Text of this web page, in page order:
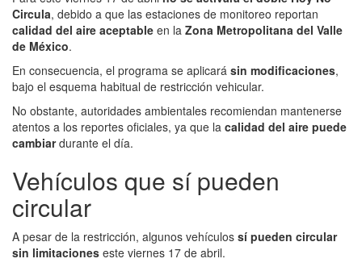
Circula, debido a que las estaciones de monitoreo reportan
calidad del aire aceptable en la Zona Metropolitana del Valle
de México.
En consecuencia, el programa se aplicará sin modificaciones,
bajo el esquema habitual de restricción vehicular.
No obstante, autoridades ambientales recomiendan mantenerse
atentos a los reportes oficiales, ya que la calidad del aire puede
cambiardurante el día.
Vehículos que sí pueden
circular
A pesar de la restricción, algunos vehículos sí pueden circular
sin limitaciones este viernes 17 de abril.